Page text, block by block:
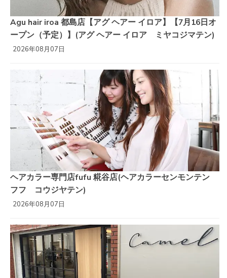
Agu hair iroa 都島店【アグ ヘアー イロア】【7月16日オ
ープン（予定）】(アグ ヘアー イロア ミヤコジマテン)
2026年08月07日
ヘアカラー専門店fufu 糀谷店(ヘアカラーセンモンテン
フフ コウジヤテン)
2026年08月07日